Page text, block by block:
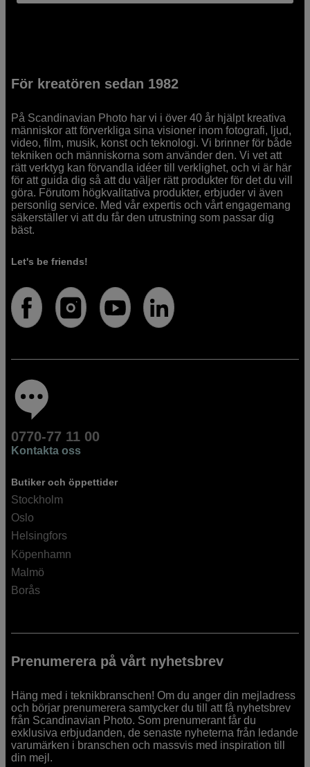
För kreatören sedan 1982
På Scandinavian Photo har vi i över 40 år hjälpt kreativa
människor att förverkliga sina visioner inom fotografi, ljud,
video, film, musik, konst och teknologi. Vi brinner för både
tekniken och människorna som använder den. Vi vet att
rätt verktyg kan förvandla idéer till verklighet, och vi är här
för att guida dig så att du väljer rätt produkter för det du vill
göra. Förutom högkvalitativa produkter, erbjuder vi även
personlig service. Med vår expertis och vårt engagemang
säkerställer vi att du får den utrustning som passar dig
bäst.
Let's be friends!
0770-77 11 00
Kontakta oss
Butiker och öppettider
Stockholm
Oslo
Helsingfors
Köpenhamn
Malmö
Borås
Prenumerera på vårt nyhetsbrev
Häng med i teknikbranschen! Om du anger din mejladress
och börjar prenumerera samtycker du till att få nyhetsbrev
från Scandinavian Photo. Som prenumerant får du
exklusiva erbjudanden, de senaste nyheterna från ledande
varumärken i branschen och massvis med inspiration till
din mejl.